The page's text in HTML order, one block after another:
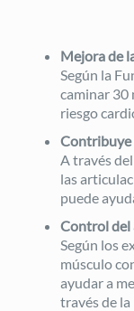
Mejora de
Según la
caminar 30
riesgo
Contribuye
A través
las
puede
Control del
Según los
músculo
ayudar a
través de la